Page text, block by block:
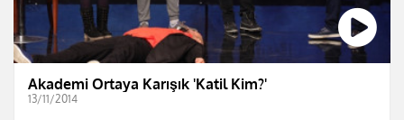
Akademi Ortaya Karışık 'Katil Kim?'
13/11/2014